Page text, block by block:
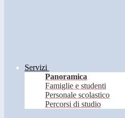
Servizi
Panoramica
Famiglie e studenti
Personale scolastico
Percorsi di studio